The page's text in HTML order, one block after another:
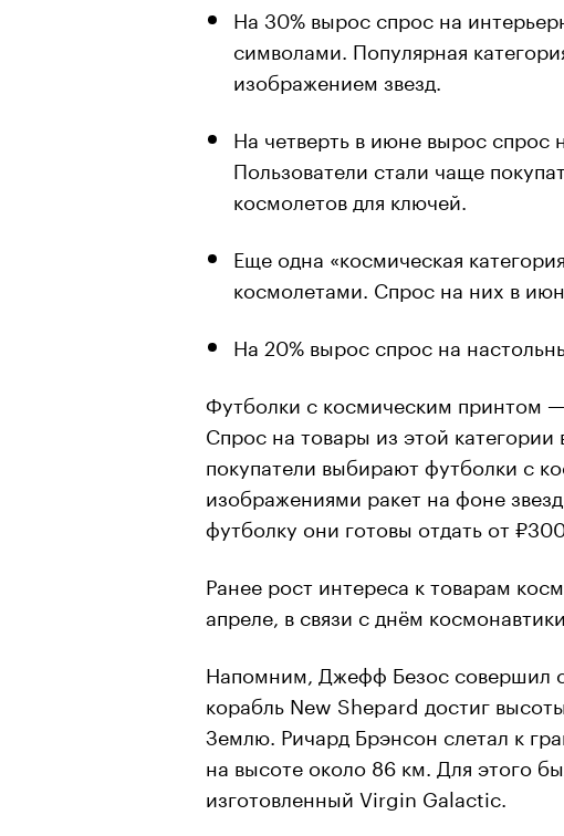
На 30% вырос спрос на
символами. Популярная
изображением звезд.
На четверть в июне вырос спрос
Пользователи стали чаще
космолетов для ключей.
Еще одна «космическая
космолетами. Спрос на них в
На 20% вырос спрос на
Футболки с космическим принтом
Спрос на товары из этой
покупатели выбирают футболки с
изображениями ракет на фоне
футболку они готовы отдать от
Ранее рост интереса к товарам
апреле, в связи с днём космонавтики.
Напомним, Джефф Безос совершил
корабль New Shepard достиг
Землю. Ричард Брэнсон слетал к
на высоте около 86 км. Для этого
изготовленный Virgin Galactic.